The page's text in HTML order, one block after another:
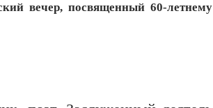
вечер, посвященный 60-летнему